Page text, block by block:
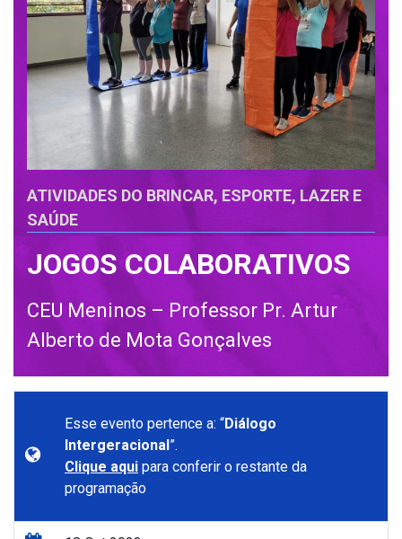
ATIVIDADES DO BRINCAR, ESPORTE, LAZER E
SAÚDE
JOGOS COLABORATIVOS
CEU Meninos – Professor Pr. Artur
Alberto de Mota Gonçalves
Esse evento pertence a: “Diálogo
Intergeracional ”.
Clique aqui para conferir o restante da
programação